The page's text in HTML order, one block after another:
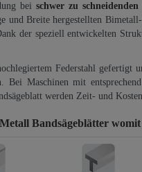
bei schwer zu
und Breite hergestellten
der speziell entwickelten
Federstahl
Bei Maschinen mit
werden Zeit- und
Bandsägeblätter womit